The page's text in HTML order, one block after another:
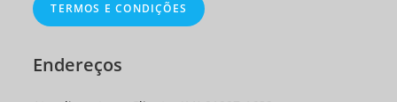
TERMOS E CONDIÇÕES
Endereços